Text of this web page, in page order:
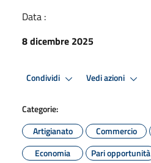
Data :
8 dicembre 2025
Condividi Vedi azioni
Categorie:
Artigianato
Commercio
Economia
Pari opportunità